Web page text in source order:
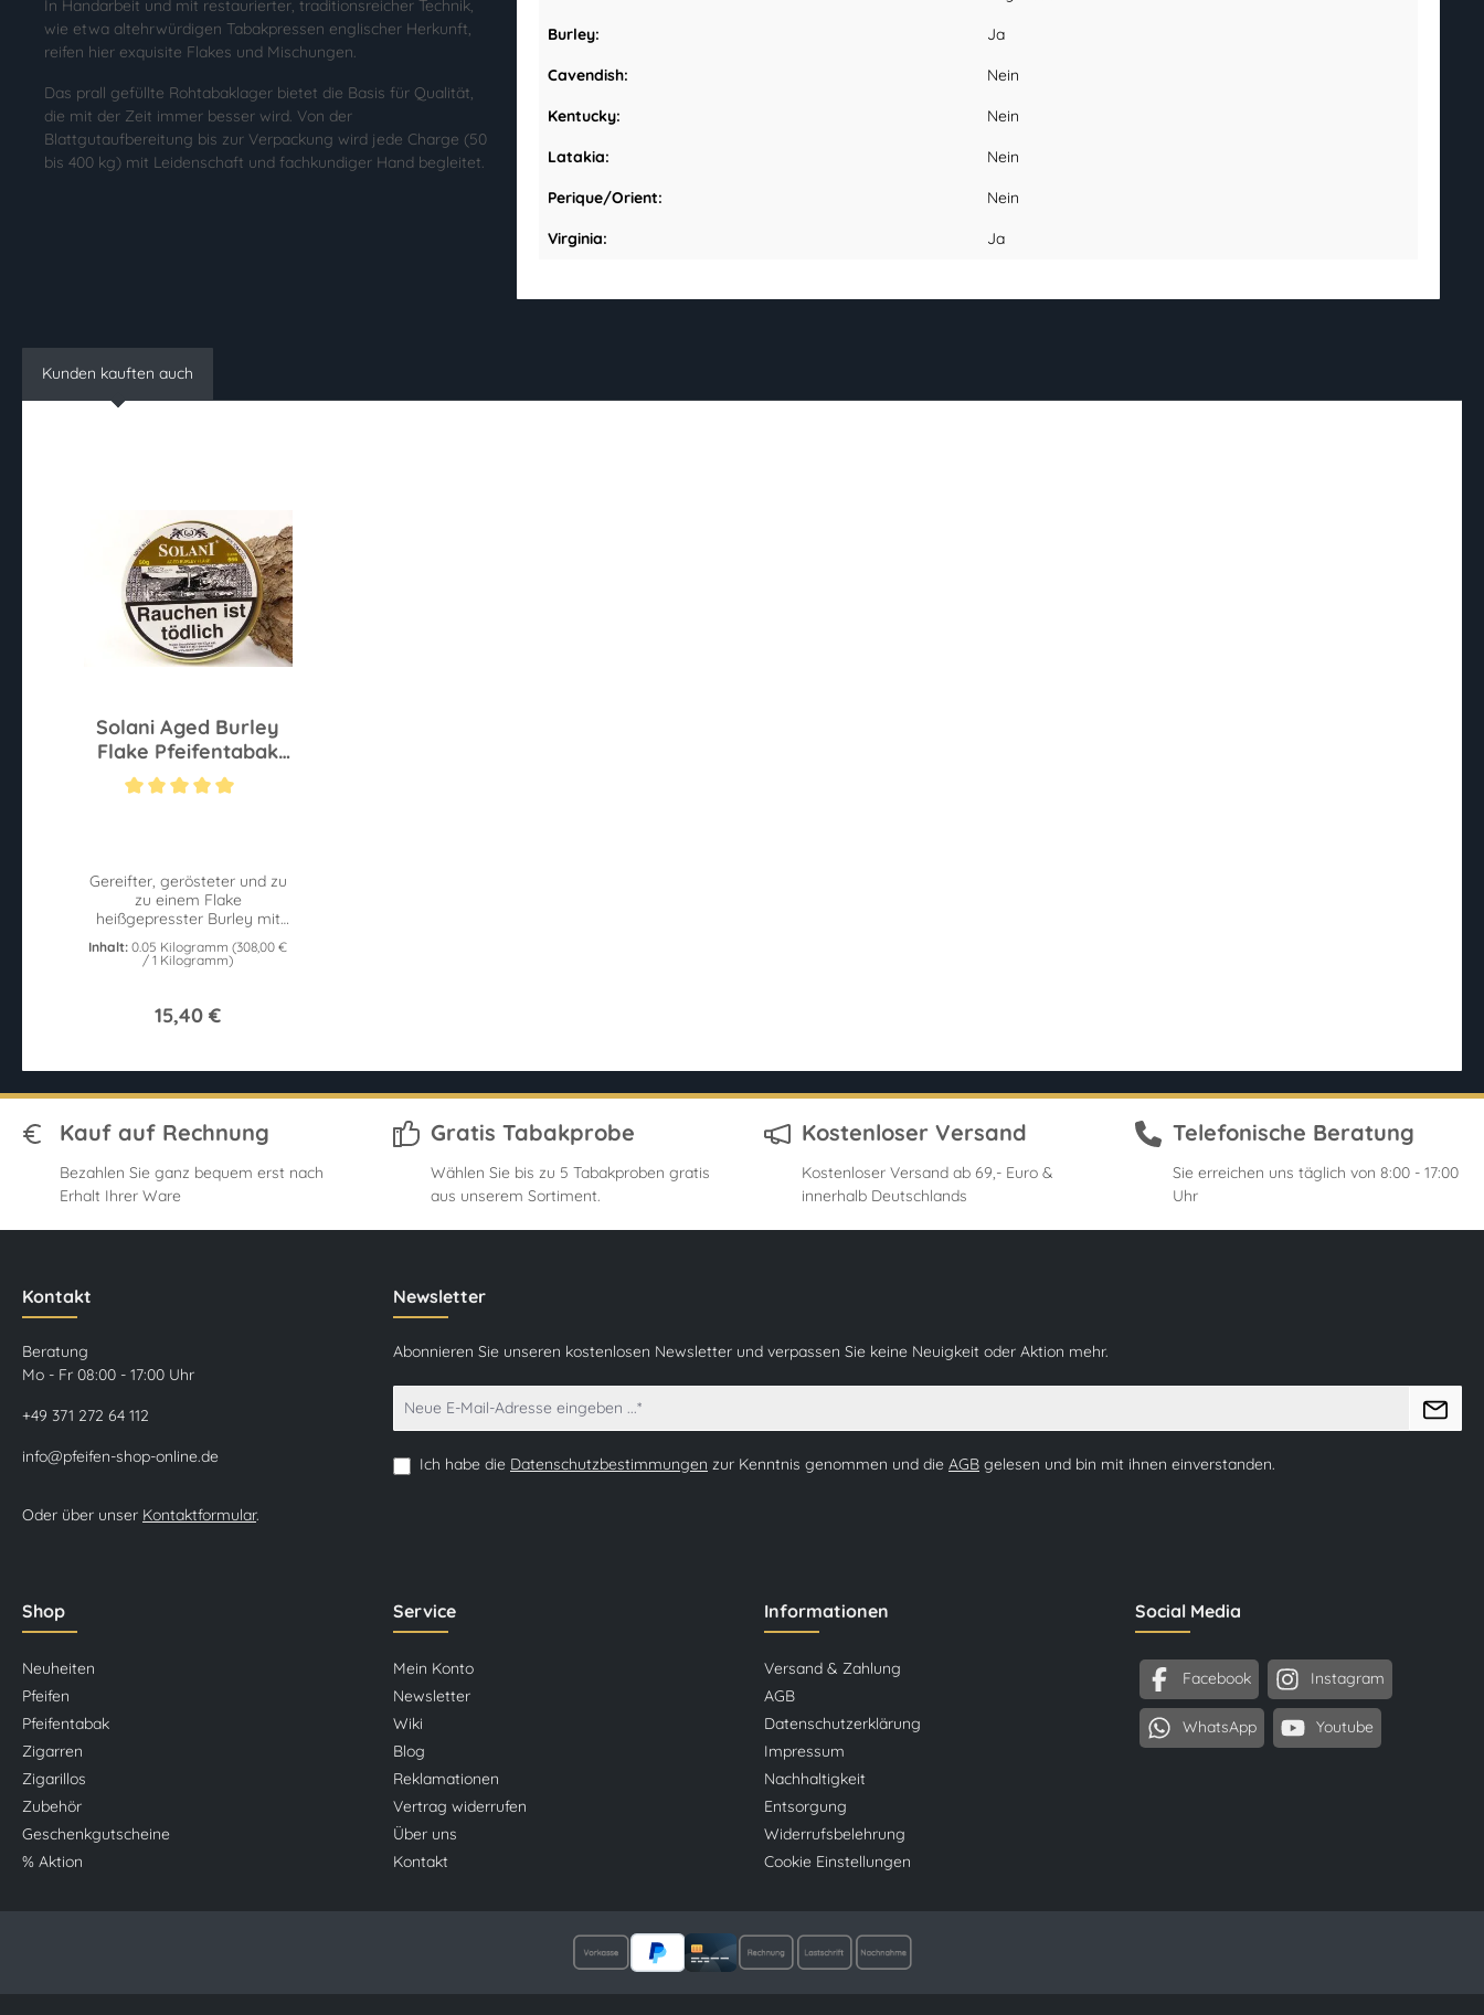
In Handarbeit und mit restaurierter, traditionsreicher Technik,
wie etwa altehrwürdigen Tabakpressen englischer Herkunft,
reifen hier exquisite Flakes und Mischungen.
Das prall gefüllte Rohtabaklager bietet die Basis für Qualität,
die mit der Zeit immer besser wird. Von der
Blattgutaufbereitung bis zur Verpackung wird jede Charge (50
bis 400 kg) mit Leidenschaft und fachkundiger Hand begleitet.
Burley: Ja
Cavendish: Nein
Kentucky: Nein
Latakia: Nein
Perique/Orient: Nein
Virginia: Ja
Kunden kauften auch
Solani Aged Burley
Flake Pfeifentabak
50g
Gereifter, gerösteter und zu
zu einem Flake
heißgepresster Burley mit
einem Hauch
Schokoladenaroma. 50g
Inhalt:0.05 Kilogramm(308,00 €
/ 1 Kilogramm)
15,40 €
Kauf auf Rechnung
Bezahlen Sie ganz bequem erst nach
Erhalt Ihrer Ware
Gratis Tabakprobe
Wählen Sie bis zu 5 Tabakproben gratis
aus unserem Sortiment.
Kostenloser Versand
Kostenloser Versand ab 69,- Euro &
innerhalb Deutschlands
Telefonische Beratung
Sie erreichen uns täglich von 8:00 - 17:00
Uhr
Kontakt
Beratung
Mo - Fr 08:00 - 17:00 Uhr
+49 371 272 64 112
info@pfeifen-shop-online.de
Oder über unser Kontaktformular.
Newsletter
Abonnieren Sie unseren kostenlosen Newsletter und verpassen Sie keine Neuigkeit oder Aktion mehr.
Ich habe die Datenschutzbestimmungen zur Kenntnis genommen und die AGB gelesen und bin mit ihnen einverstanden.
Social Media
Facebook Instagram
WhatsApp Youtube
Shop
Neuheiten
Pfeifen
Pfeifentabak
Zigarren
Zigarillos
Zubehör
Geschenkgutscheine
% Aktion
Service
Mein Konto
Newsletter
Wiki
Blog
Reklamationen
Vertrag widerrufen
Über uns
Kontakt
Informationen
Versand & Zahlung
AGB
Datenschutzerklärung
Impressum
Nachhaltigkeit
Entsorgung
Widerrufsbelehrung
Cookie Einstellungen